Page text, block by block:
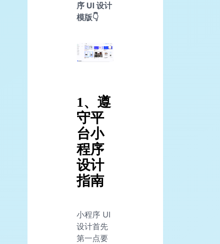
序 UI 设计
模版👇
1、 遵
守平
台小
程序
设计
指南
小程序 UI
设计首先
第一点要